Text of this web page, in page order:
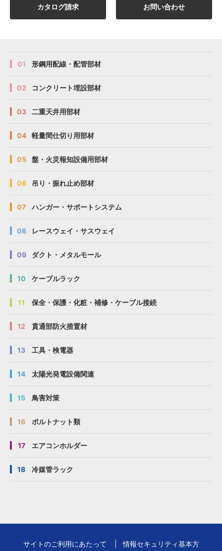
カタログ請求 お問い合わせ
01 形鋼用配線・配管部材
02 コンクリート埋設部材
03 二重天井用部材
04 軽量間仕切り用部材
05 盤・火災報知設備用部材
06 吊り・振れ止め部材
07 ハンガー・サポートシステム
08 レースウェイ・サスウェイ
09 ダクト・メタルモール
10 ケーブルラック
11 保全・保護・化粧・補修・ケーブル接続
12 貫通部防火措置材
13 工具・検電器
14 太陽光発電設備関連
15 鳥害対策
16 ボルトナット類
17 エアコンホルダー
18 冷媒管ラック
サイトのご利用にあたって 情報セキュリティ基本方